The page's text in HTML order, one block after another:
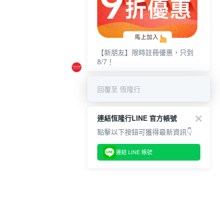
【新朋友】限時註冊優惠，只到
8/7！
回覆至 恆隆行
連結恆隆行LINE 官方帳號
點擊以下按鈕可獲得最新資訊👇
連結 LINE 帳號